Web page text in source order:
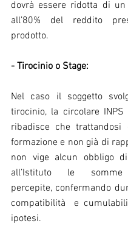
dovrà essere ridotta di
all’80% del reddito
prodotto.
- Tirocinio o Stage:
Nel caso il soggetto
tirocinio, la circolare
ribadisce che
formazione e non già di
non vige alcun obbligo
all’Istituto le somme
percepite, confermando
compatibilità  e
ipotesi.